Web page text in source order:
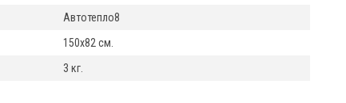
Автотепло8
150x82 см.
3 кг.